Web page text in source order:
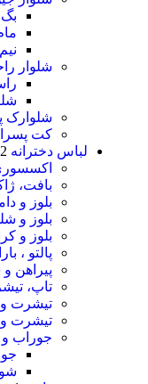
بگ
1
مام
نیم‌بگ
شلوار
شلوارک
کت پسرانه
لباس دخترانه 862
اکسسوری
بافت، ژاکت
بلوز و دامن
بلوز و
بلوز و کراپ
پالتو ،
پیراهن و
تاپ،
تیشرت و
تیشرت و
جوراب و